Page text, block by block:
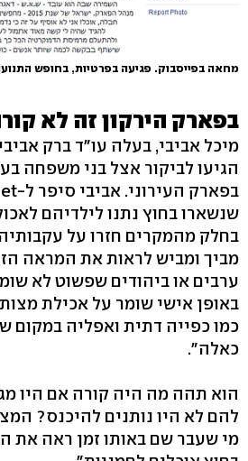
מחאה בפייסבוק. פגיעה בפרטיות, בחופש
בפארק הירקון זה לא
מיכל אביבי, בעלה עו"ד ברק
הגיעו לביקור אצל בני משפחה
שנשארו בחוץ נתנו לילדיהם
בחלק מהמקרים חזרו על
מביך ומביש לראות את המראה
ערבים או ביהודים שפשוט לא
באופן אישי שומר על אכילת
כמו כפייה דתית ואפליה במקום
כאלה".
הוא תהה מה היה קורה אם היו
להם לא היו נותנים להיכנס?
מי שעבר שם באותו זמן ראה את